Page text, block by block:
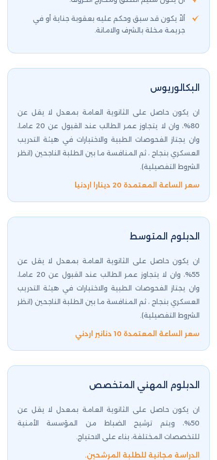
ألاّ يكون قد سبق وحكم عليه بعقوبة جناية أو في
جريمة مخلة بالشرف والامانة.
البكالوريوس
ان يكون حاصل على الثانوية العامة بمعدل لا يقل عن
80%، وان لا يتجاوز عمر الطالب عند القبول عن 20 عاما،
وان يجتاز الفحوصات الطبية والاختبارات في هيئة التدريب
العسكري بنجاح ، ثم المنافسة ما بين الطلبة الناجحين (انظر
الشروط التفصيلية).
سعر الساعة المعتمدة 20 دينارا اردنيا
الدبلوم المتوسط
ان يكون حاصل على الثانوية العامة بمعدل لا يقل عن
55%، وان لا يتجاوز عمر الطالب عند القبول عن 20 عاما،
وان يجتاز الفحوصات الطبية والاختبارات في هيئة التدريب
العسكري بنجاح ، ثم المنافسة ما بين الطلبة الناجحين (انظر
الشروط التفصيلية).
سعر الساعة المعتمدة 10 دنانير اردني
الدبلوم المهني المتخصص
ان يكون حاصل على الثانوية العامة بمعدل لا يقل عن
50%، ويتم ترشيح الضباط من المؤسسة الأمنية
للتخصصات المختلفة، بناء على الاحتياج.
الدراسة مجانية للطلبة المرشحين.